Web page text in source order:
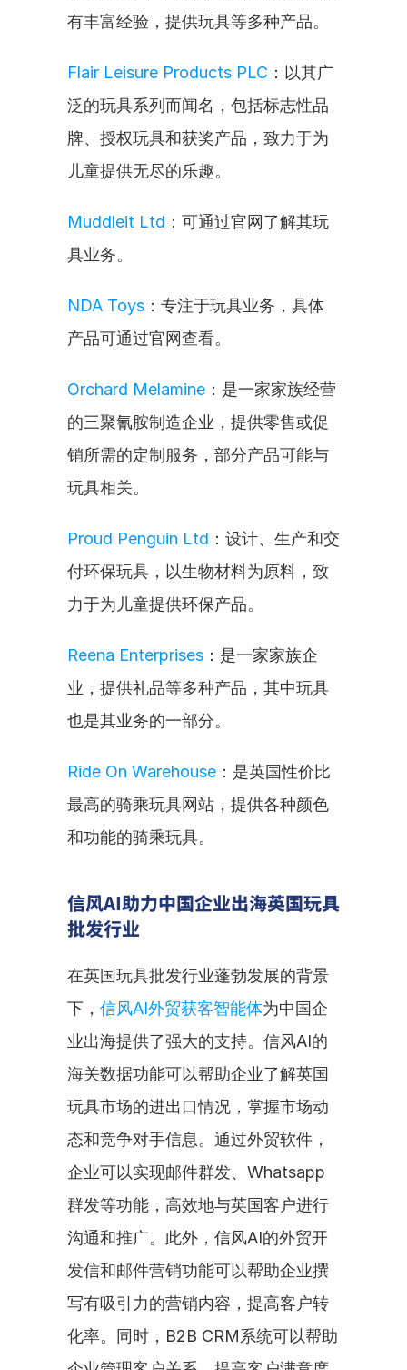
有丰富经验，提供玩具等多种产品。
Flair Leisure Products PLC ：以其广
泛的玩具系列而闻名，包括标志性品
牌、授权玩具和获奖产品，致力于为
儿童提供无尽的乐趣。
Muddleit Ltd ：可通过官网了解其玩
具业务。
NDA Toys ：专注于玩具业务，具体
产品可通过官网查看。
Orchard Melamine ：是一家家族经营
的三聚氰胺制造企业，提供零售或促
销所需的定制服务，部分产品可能与
玩具相关。
Proud Penguin Ltd ：设计、生产和交
付环保玩具，以生物材料为原料，致
力于为儿童提供环保产品。
Reena Enterprises ：是一家家族企
业，提供礼品等多种产品，其中玩具
也是其业务的一部分。
Ride On Warehouse ：是英国性价比
最高的骑乘玩具网站，提供各种颜色
和功能的骑乘玩具。
信风AI助力中国企业出海英国玩具
批发行业
在英国玩具批发行业蓬勃发展的背景
下， 信风AI外贸获客智能体为中国企
业出海提供了强大的支持。信风AI的
海关数据功能可以帮助企业了解英国
玩具市场的进出口情况，掌握市场动
态和竞争对手信息。通过外贸软件，
企业可以实现邮件群发、Whatsapp
群发等功能，高效地与英国客户进行
沟通和推广。此外，信风AI的外贸开
发信和邮件营销功能可以帮助企业撰
写有吸引力的营销内容，提高客户转
化率。同时，B2B CRM系统可以帮助